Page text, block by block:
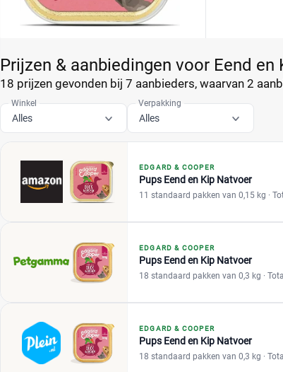
Prijzen & aanbiedingen voor Eend en
18 prijzen gevonden bij 7 aanbieders, waarvan 2
Winkel
Alles
Verpakking
Alles
EDGARD & COOPER
Pups Eend en Kip Natvoer
11 standaard pakken van 0,15 kg ·
EDGARD & COOPER
Pups Eend en Kip Natvoer
18 standaard pakken van 0,3 kg ·
EDGARD & COOPER
Pups Eend en Kip Natvoer
18 standaard pakken van 0,3 kg ·